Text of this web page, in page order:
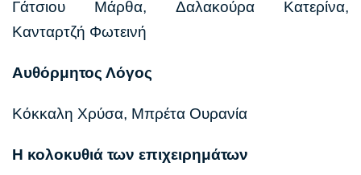
Γάτσιου Μάρθα, Δαλακούρα Κατερίνα,
Κανταρτζή Φωτεινή
Αυθόρμητος Λόγος
Κόκκαλη Χρύσα, Μπρέτα Ουρανία
Η κολοκυθιά των επιχειρημάτων